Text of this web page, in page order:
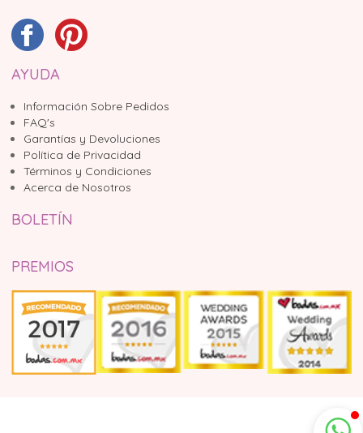
AYUDA
Información Sobre Pedidos
FAQ's
Garantías y Devoluciones
Política de Privacidad
Términos y Condiciones
Acerca de Nosotros
BOLETÍN
PREMIOS